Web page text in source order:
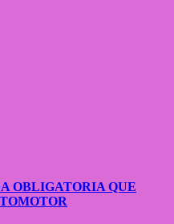
OBLIGATORIA QUE